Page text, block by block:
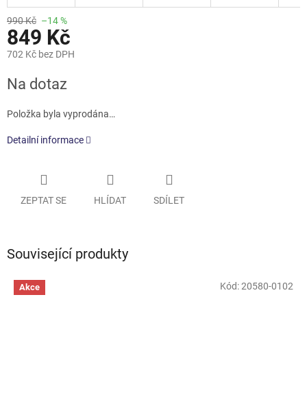
990 Kč –14 %
849 Kč
702 Kč bez DPH
cena:
Na dotaz
Položka byla vyprodána…
Detailní informace
ZEPTAT SE HLÍDAT SDÍLET
Související produkty
Akce Kód:20580-0102